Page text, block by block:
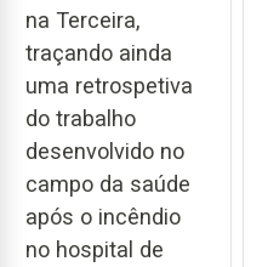
na Terceira,
traçando ainda
uma retrospetiva
do trabalho
desenvolvido no
campo da saúde
após o incêndio
no hospital de